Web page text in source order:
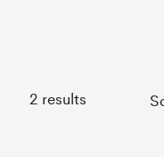
2 results